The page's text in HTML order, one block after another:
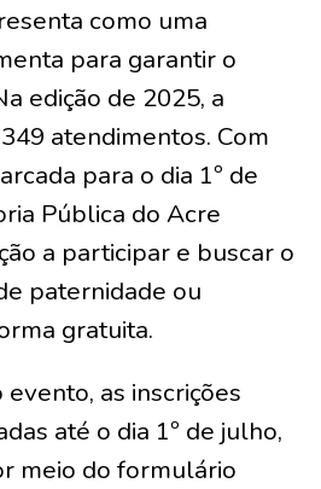
como uma
para garantir o
edição de 2025, a
atendimentos. Com
para o dia 1º de
Pública do Acre
a participar e buscar o
paternidade ou
gratuita.
as inscrições
até o dia 1º de julho,
meio do formulário